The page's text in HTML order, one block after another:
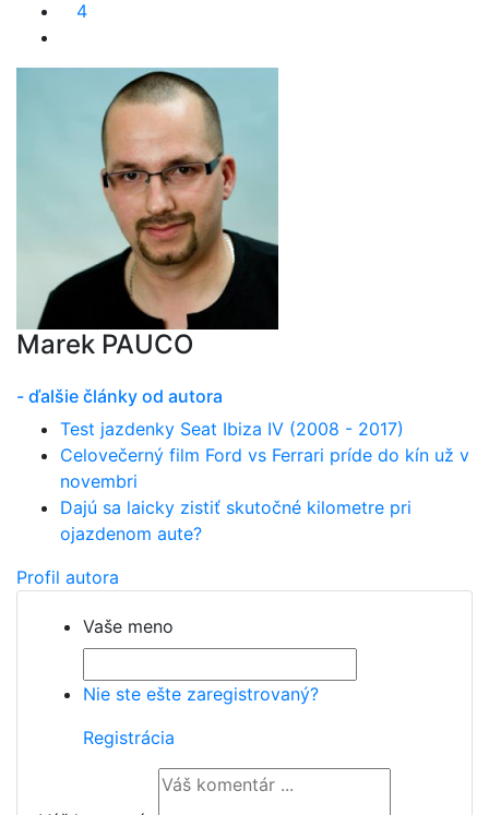
4
Marek PAUCO
- ďalšie články od autora
Test jazdenky Seat Ibiza IV (2008 - 2017)
Celovečerný film Ford vs Ferrari príde do kín už v
novembri
Dajú sa laicky zistiť skutočné kilometre pri
ojazdenom aute?
Profil autora
Vaše meno
Nie ste ešte zaregistrovaný?
Registrácia